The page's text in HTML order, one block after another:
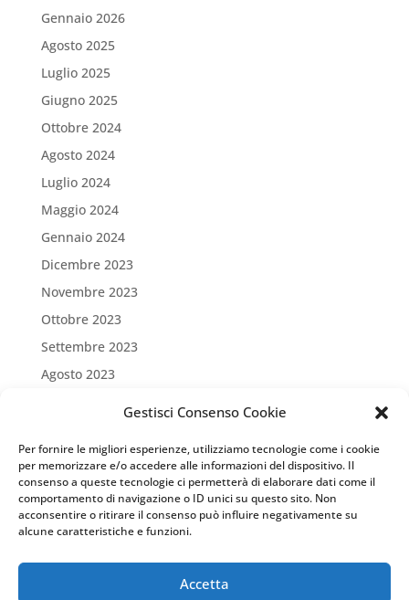
Gestisci Consenso Cookie
Per fornire le migliori esperienze, utilizziamo tecnologie come i cookie
per memorizzare e/o accedere alle informazioni del dispositivo. Il
consenso a queste tecnologie ci permetterà di elaborare dati come il
comportamento di navigazione o ID unici su questo sito. Non
acconsentire o ritirare il consenso può influire negativamente su
alcune caratteristiche e funzioni.
Accetta
Gennaio 2026
Agosto 2025
Luglio 2025
Giugno 2025
Ottobre 2024
Agosto 2024
Luglio 2024
Maggio 2024
Gennaio 2024
Dicembre 2023
Novembre 2023
Ottobre 2023
Settembre 2023
Agosto 2023
Maggio 2023
Aprile 2023
Marzo 2023
Settembre 2022
Marzo 2022